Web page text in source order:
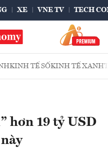
XE VNE TV TECH
KINH TẾ SỐKINH TẾ XANH
hơn 19 tỷ USD